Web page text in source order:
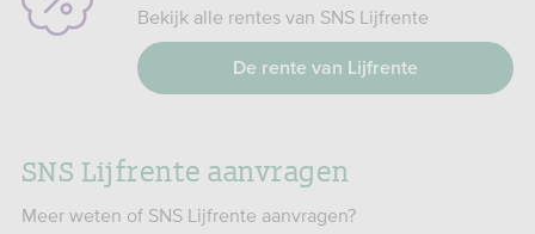
Bekijk alle rentes van SNS Lijfrente
De rente van Lijfrente
SNS Lijfrente aanvragen
Meer weten of SNS Lijfrente aanvragen?